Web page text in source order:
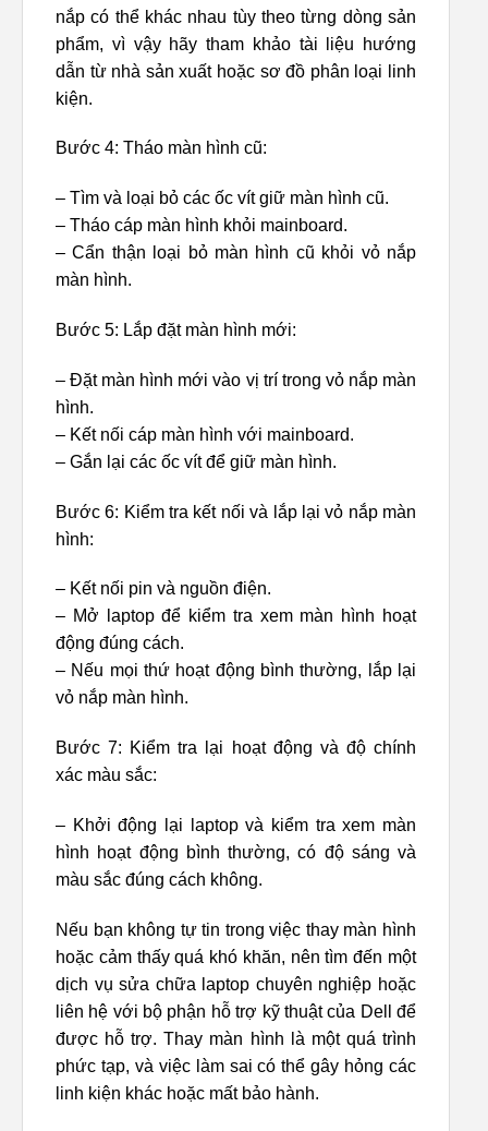
nắp có thể khác nhau tùy theo từng dòng sản
phẩm, vì vậy hãy tham khảo tài liệu hướng
dẫn từ nhà sản xuất hoặc sơ đồ phân loại linh
kiện.
Bước 4: Tháo màn hình cũ:
– Tìm và loại bỏ các ốc vít giữ màn hình cũ.
– Tháo cáp màn hình khỏi mainboard.
– Cẩn thận loại bỏ màn hình cũ khỏi vỏ nắp
màn hình.
Bước 5: Lắp đặt màn hình mới:
– Đặt màn hình mới vào vị trí trong vỏ nắp màn
hình.
– Kết nối cáp màn hình với mainboard.
– Gắn lại các ốc vít để giữ màn hình.
Bước 6: Kiểm tra kết nối và lắp lại vỏ nắp màn
hình:
– Kết nối pin và nguồn điện.
– Mở laptop để kiểm tra xem màn hình hoạt
động đúng cách.
– Nếu mọi thứ hoạt động bình thường, lắp lại
vỏ nắp màn hình.
Bước 7: Kiểm tra lại hoạt động và độ chính
xác màu sắc:
– Khởi động lại laptop và kiểm tra xem màn
hình hoạt động bình thường, có độ sáng và
màu sắc đúng cách không.
Nếu bạn không tự tin trong việc thay màn hình
hoặc cảm thấy quá khó khăn, nên tìm đến một
dịch vụ sửa chữa laptop chuyên nghiệp hoặc
liên hệ với bộ phận hỗ trợ kỹ thuật của Dell để
được hỗ trợ. Thay màn hình là một quá trình
phức tạp, và việc làm sai có thể gây hỏng các
linh kiện khác hoặc mất bảo hành.